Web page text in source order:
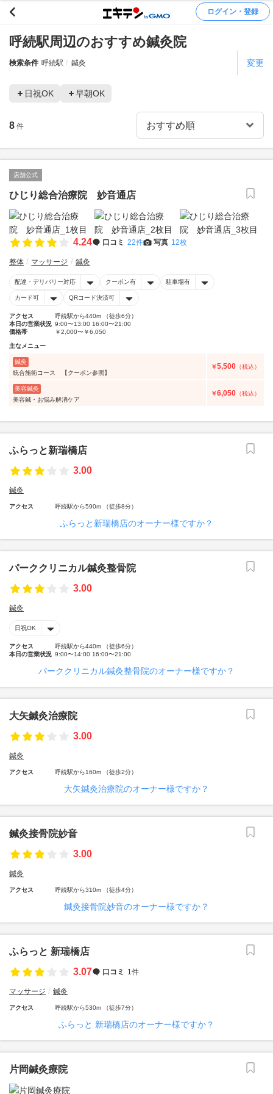
ログイン・登録
呼続駅周辺のおすすめ鍼灸院
検索条件 呼続駅 鍼灸 変更
日祝OK 早朝OK
8 件
店舗公式
ひじり総合治療院 妙音通店
4.24 口コミ 22件 写真 12枚
整体 マッサージ 鍼灸
配達・デリバリー対応 クーポン有 駐車場有
カード可 QRコード決済可
アクセス
呼続駅から440m （徒歩6分）
本日の営業状況 9:00〜13:00 16:00〜21:00
価格帯
￥2,000〜￥6,050
主なメニュー
鍼灸
統合施術コース 【クーポン参照】
￥5,500 （税込）
美容鍼灸
美容鍼・お悩み解消ケア
￥6,050 （税込）
ふらっと新瑞橋店
3.00
鍼灸
アクセス 呼続駅から590m （徒歩8分）
ふらっと新瑞橋店のオーナー様ですか？
パーククリニカル鍼灸整骨院
3.00
鍼灸
日祝OK
アクセス
呼続駅から440m （徒歩6分）
本日の営業状況 9:00〜14:00 16:00〜21:00
パーククリニカル鍼灸整骨院のオーナー様ですか？
大矢鍼灸治療院
3.00
鍼灸
アクセス 呼続駅から160m （徒歩2分）
大矢鍼灸治療院のオーナー様ですか？
鍼灸接骨院妙音
3.00
鍼灸
アクセス 呼続駅から310m （徒歩4分）
鍼灸接骨院妙音のオーナー様ですか？
ふらっと 新瑞橋店
3.07
口コミ 1件
マッサージ 鍼灸
アクセス 呼続駅から530m （徒歩7分）
ふらっと 新瑞橋店のオーナー様ですか？
片岡鍼灸療院